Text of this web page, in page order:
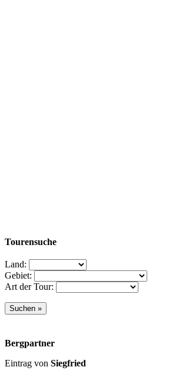
Tourensuche
Land:
Gebiet:
Art der Tour:
Bergpartner
Eintrag von Siegfried